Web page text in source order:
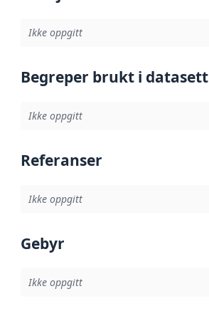
Ikke oppgitt
Begreper brukt i datasett
Ikke oppgitt
Referanser
Ikke oppgitt
Gebyr
Ikke oppgitt